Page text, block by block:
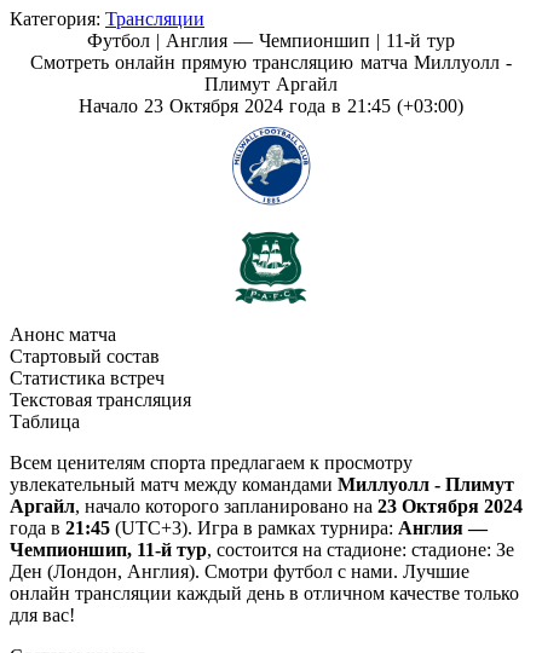
Категория: Трансляции
Футбол | Англия — Чемпионшип | 11-й тур
Смотреть онлайн прямую трансляцию матча Миллуолл -
Плимут Аргайл
Начало 23 Октября 2024 года в 21:45 (+03:00)
Анонс матча
Стартовый состав
Статистика встреч
Текстовая трансляция
Таблица
Всем ценителям спорта предлагаем к просмотру
увлекательный матч между командами Миллуолл - Плимут
Аргайл, начало которого запланировано на 23 Октября 2024
года в 21:45 (UTC+3). Игра в рамках турнира: Англия —
Чемпионшип, 11-й тур, состоится на стадионе: стадионе: Зе
Ден (Лондон, Англия). Смотри футбол с нами. Лучшие
онлайн трансляции каждый день в отличном качестве только
для вас!